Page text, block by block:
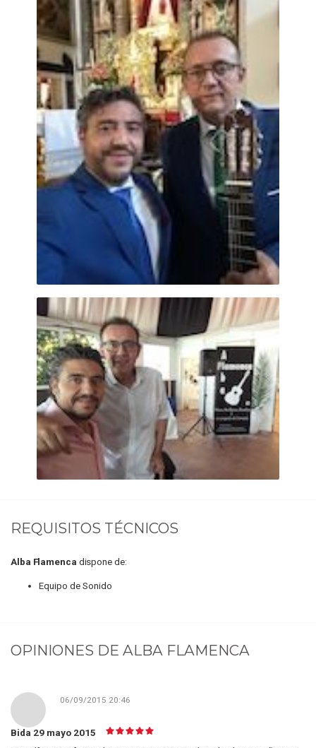
REQUISITOS TÉCNICOS
Alba Flamenca dispone de:
Equipo de Sonido
OPINIONES DE ALBA FLAMENCA
06/09/2015 20:46
Bida 29 mayo 2015